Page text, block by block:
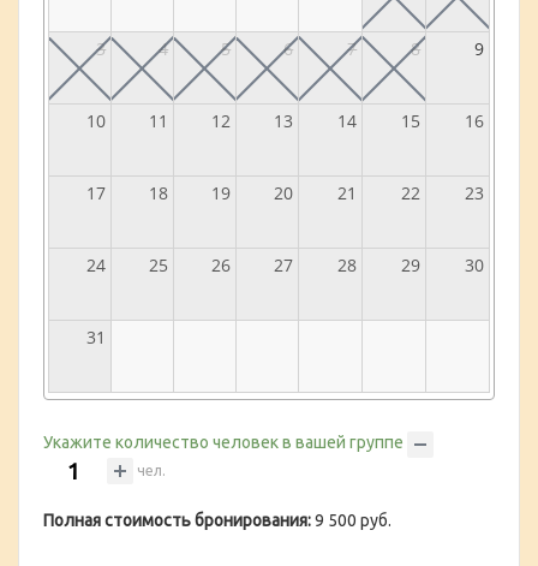
3 4 5 6 7 8 9
10 11 12 13 14 15 16
17 18 19 20 21 22 23
24 25 26 27 28 29 30
31
Укажите количество человек в вашей группе
чел.
Полная стоимость бронирования:9 500 руб.